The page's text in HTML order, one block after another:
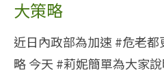
大策略
近日內政部為加速 #危老
略 今天 #莉妮簡單為大家